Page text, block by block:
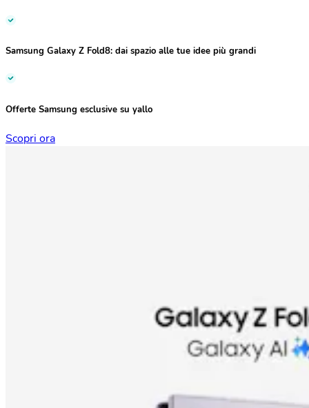
Samsung Galaxy Z Fold8: dai spazio alle tue idee più grandi
Offerte Samsung esclusive su yallo
Scopri ora